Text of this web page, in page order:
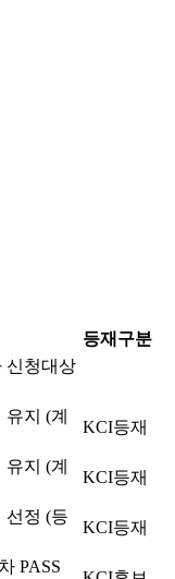
등재구분
신청대상
지 (계
KCI등재
지 (계
KCI등재
선정 (등
KCI등재
PASS